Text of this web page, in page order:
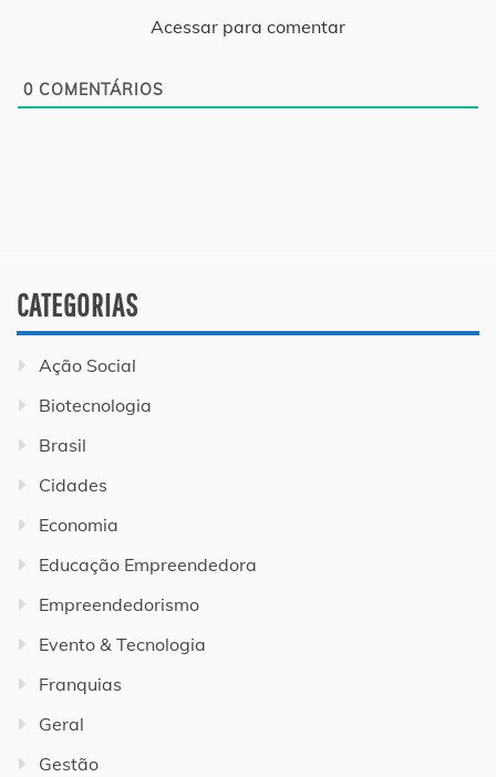
Acessar para comentar
0 COMENTÁRIOS
CATEGORIAS
Ação Social
Biotecnologia
Brasil
Cidades
Economia
Educação Empreendedora
Empreendedorismo
Evento & Tecnologia
Franquias
Geral
Gestão